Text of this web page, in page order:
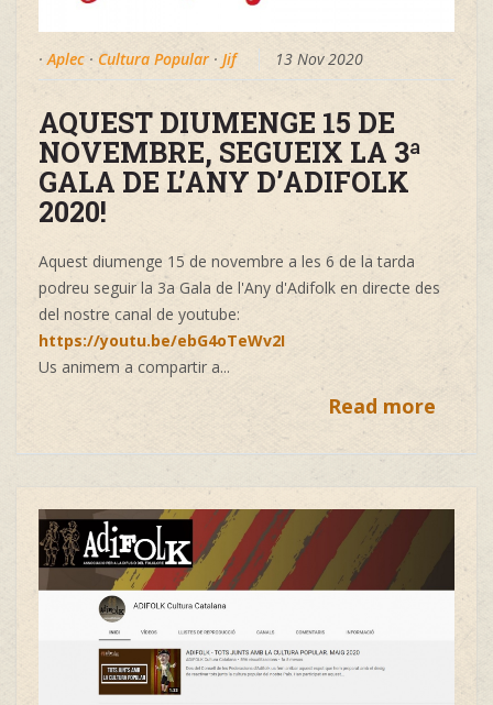
·Aplec · Cultura Popular · Jif 13 Nov 2020
AQUEST DIUMENGE 15 DE
NOVEMBRE, SEGUEIX LA 3ª
GALA DE L’ANY D’ADIFOLK
2020!
Aquest diumenge 15 de novembre a les 6 de la tarda
podreu seguir la 3a Gala de l'Any d'Adifolk en directe des
del nostre canal de youtube:
https://youtu.be/ebG4oTeWv2I
Us animem a compartir a...
Read more